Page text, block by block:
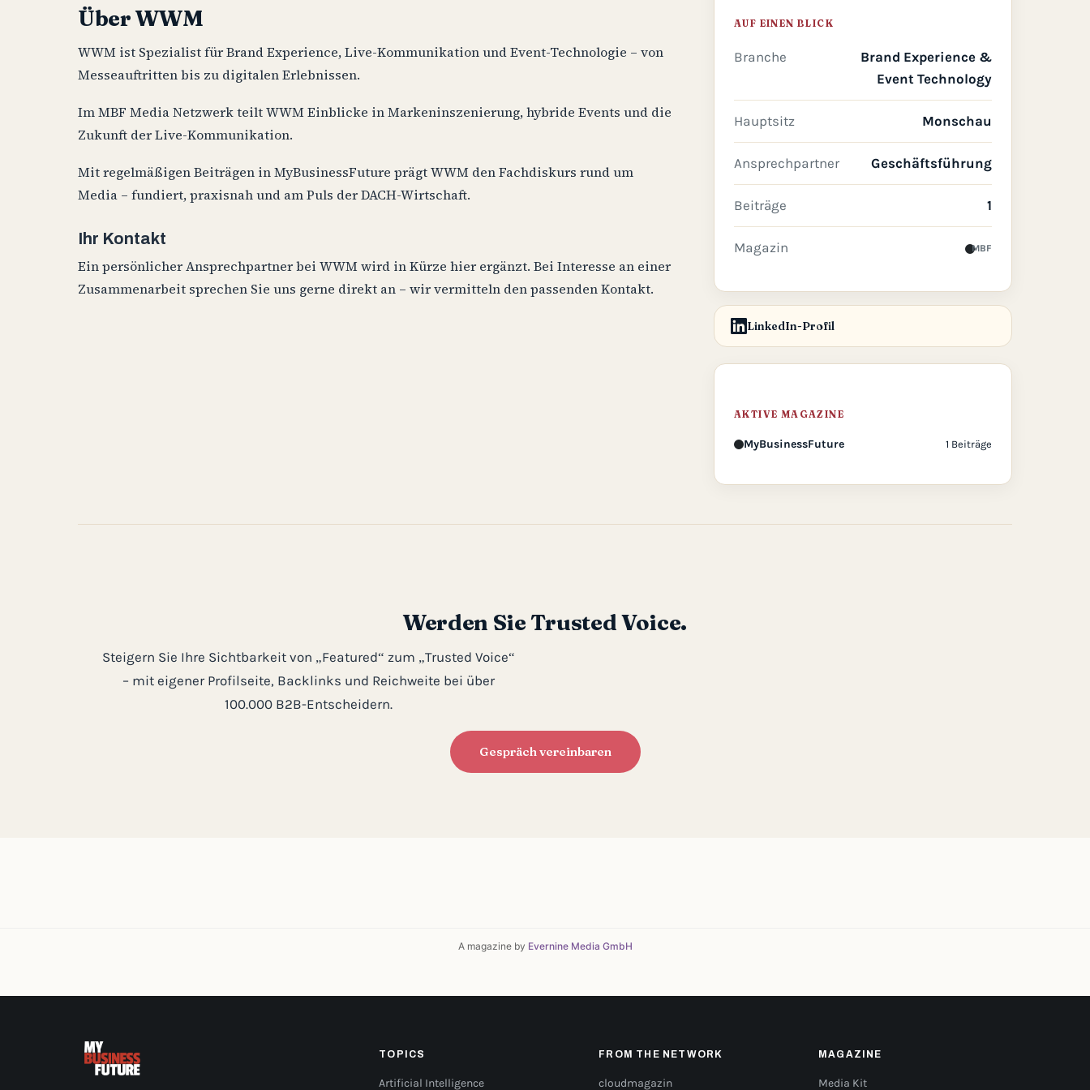
Über WWM
WWM ist Spezialist für Brand Experience, Live-Kommunikation und Event-Technologie – von
Messeauftritten bis zu digitalen Erlebnissen.
Im MBF Media Netzwerk teilt WWM Einblicke in Markeninszenierung, hybride Events und die
Zukunft der Live-Kommunikation.
Mit regelmäßigen Beiträgen in MyBusinessFuture prägt WWM den Fachdiskurs rund um
Media – fundiert, praxisnah und am Puls der DACH-Wirtschaft.
Ihr Kontakt
Ein persönlicher Ansprechpartner bei WWM wird in Kürze hier ergänzt. Bei Interesse an einer
Zusammenarbeit sprechen Sie uns gerne direkt an – wir vermitteln den passenden Kontakt.
AUF EINEN BLICK
Branche
Brand Experience &
Event Technology
Hauptsitz Monschau
Ansprechpartner Geschäftsführung
Beiträge 1
Magazin MBF
LinkedIn-Profil
AKTIVE MAGAZINE
MyBusinessFuture 1 Beiträge
Werden Sie Trusted Voice.
Steigern Sie Ihre Sichtbarkeit von „Featured“ zum „Trusted Voice“
– mit eigener Profilseite, Backlinks und Reichweite bei über
100.000 B2B-Entscheidern.
Gespräch vereinbaren
A magazine by Evernine Media GmbH
TOPICS
Artificial Intelligence
FROM THE NETWORK
cloudmagazin
MAGAZINE
Media Kit